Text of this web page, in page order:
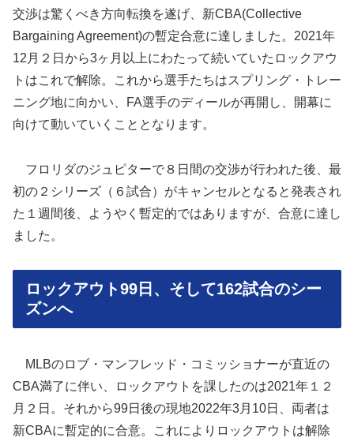
交渉は驚くべき方向転換を遂げ、新CBA(Collective
Bargaining Agreement)の暫定合意に達しました。2021年
12月２日から3ヶ月以上にわたって続いていたロックアウ
トはこれで解除。これから選手たちはスプリング・トレー
ニング地に向かい、FA選手のディールが再開し、開幕に
向けて動いていくこととなります。
フロリダのジュピターで８日間の交渉が行われた後、最
初の２シリーズ（６試合）がキャンセルとなると発表され
た１週間後、ようやく暫定的ではありますが、合意に達し
ました。
ロックアウト99日、そして162試合のシー
ズンへ
MLBのロブ・マンフレッド・コミッショナーが直近の
CBA満了に伴い、ロックアウトを課したのは2021年１２
月２日。それから99日後の現地2022年3月10日、両者は
新CBAに暫定的に合意。これによりロックアウトは解除